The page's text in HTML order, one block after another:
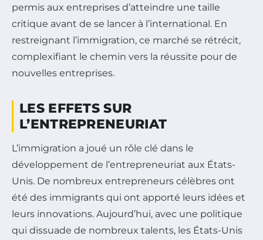
permis aux entreprises d’atteindre une taille
critique avant de se lancer à l’international. En
restreignant l’immigration, ce marché se rétrécit,
complexifiant le chemin vers la réussite pour de
nouvelles entreprises.
LES EFFETS SUR
L’ENTREPRENEURIAT
L’immigration a joué un rôle clé dans le
développement de l’entrepreneuriat aux États-
Unis. De nombreux entrepreneurs célèbres ont
été des immigrants qui ont apporté leurs idées et
leurs innovations. Aujourd’hui, avec une politique
qui dissuade de nombreux talents, les États-Unis